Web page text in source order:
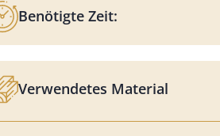
Benötigte Zeit:
Verwendetes Material